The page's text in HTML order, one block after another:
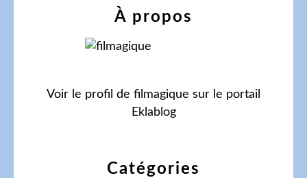
Catégories
À propos
Voir le profil de filmagique sur le portail
Eklablog